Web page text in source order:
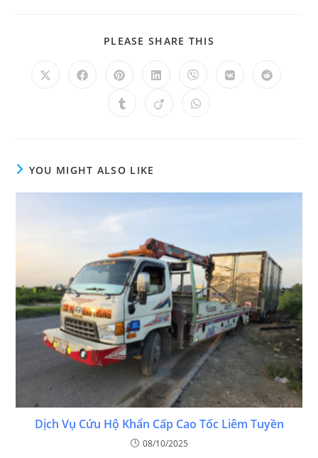
PLEASE SHARE THIS
YOU MIGHT ALSO LIKE
Dịch Vụ Cứu Hộ Khẩn Cấp Cao Tốc Liêm Tuyền
08/10/2025